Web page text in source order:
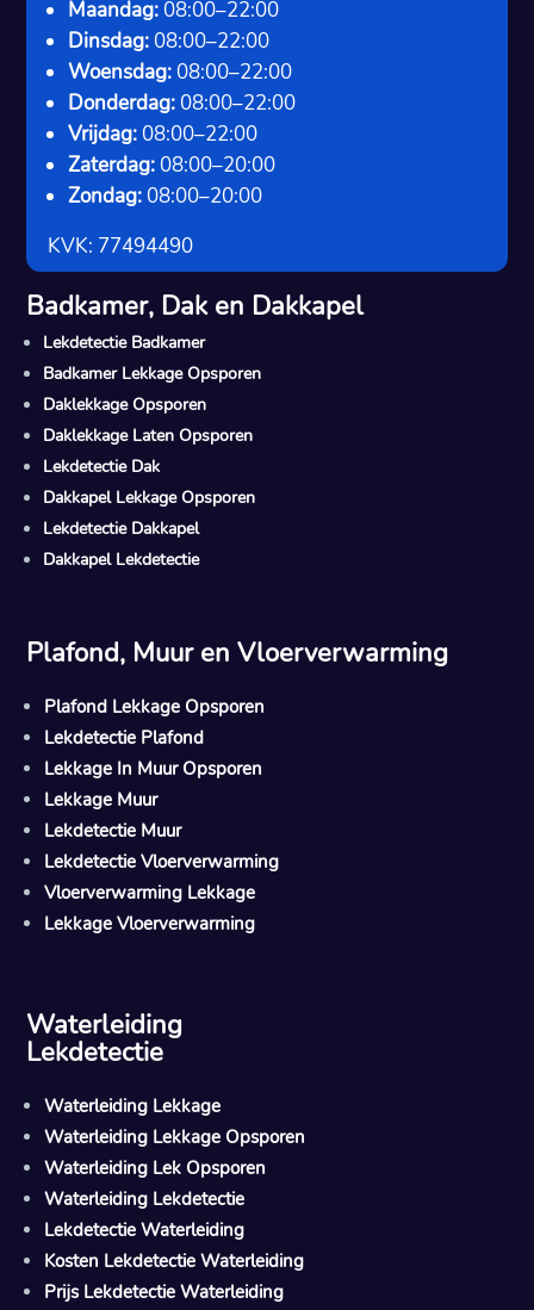
Maandag: 08:00–22:00
Dinsdag: 08:00–22:00
Woensdag: 08:00–22:00
Donderdag: 08:00–22:00
Vrijdag: 08:00–22:00
Zaterdag: 08:00–20:00
Zondag: 08:00–20:00
KVK: 77494490
Badkamer, Dak en Dakkapel
Lekdetectie Badkamer
Badkamer Lekkage Opsporen
Daklekkage Opsporen
Daklekkage Laten Opsporen
Lekdetectie Dak
Dakkapel Lekkage Opsporen
Lekdetectie Dakkapel
Dakkapel Lekdetectie
Plafond, Muur en Vloerverwarming
Plafond Lekkage Opsporen
Lekdetectie Plafond
Lekkage In Muur Opsporen
Lekkage Muur
Lekdetectie Muur
Lekdetectie Vloerverwarming
Vloerverwarming Lekkage
Lekkage Vloerverwarming
Waterleiding
Lekdetectie
Waterleiding Lekkage
Waterleiding Lekkage Opsporen
Waterleiding Lek Opsporen
Waterleiding Lekdetectie
Lekdetectie Waterleiding
Kosten Lekdetectie Waterleiding
Prijs Lekdetectie Waterleiding